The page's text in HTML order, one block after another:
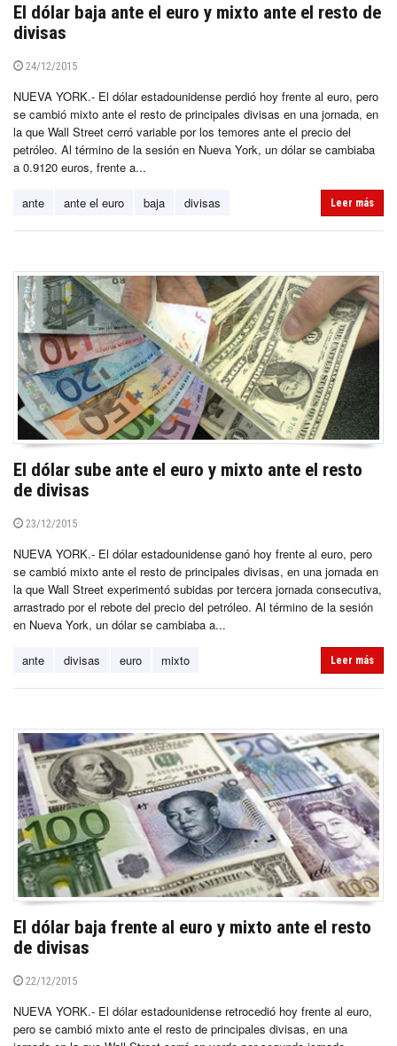
El dólar baja ante el euro y mixto ante el resto de
divisas
24/12/2015
NUEVA YORK.- El dólar estadounidense perdió hoy frente al euro, pero
se cambió mixto ante el resto de principales divisas en una jornada, en
la que Wall Street cerró variable por los temores ante el precio del
petróleo. Al término de la sesión en Nueva York, un dólar se cambiaba
a 0.9120 euros, frente a...
ante ante el euro baja divisas Leer más
El dólar sube ante el euro y mixto ante el resto
de divisas
23/12/2015
NUEVA YORK.- El dólar estadounidense ganó hoy frente al euro, pero
se cambió mixto ante el resto de principales divisas, en una jornada en
la que Wall Street experimentó subidas por tercera jornada consecutiva,
arrastrado por el rebote del precio del petróleo. Al término de la sesión
en Nueva York, un dólar se cambiaba a...
ante divisas euro mixto Leer más
El dólar baja frente al euro y mixto ante el resto
de divisas
22/12/2015
NUEVA YORK.- El dólar estadounidense retrocedió hoy frente al euro,
pero se cambió mixto ante el resto de principales divisas, en una